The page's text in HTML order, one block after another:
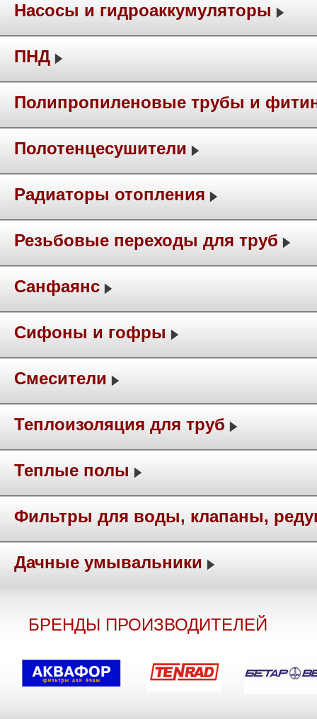
Насосы и гидроаккумуляторы
ПНД
Полипропиленовые трубы и
Полотенцесушители
Радиаторы отопления
Резьбовые переходы для труб
Санфаянс
Сифоны и гофры
Смесители
Теплоизоляция для труб
Теплые полы
Фильтры для воды, клапаны,
Дачные умывальники
БРЕНДЫ ПРОИЗВОДИТЕЛЕЙ